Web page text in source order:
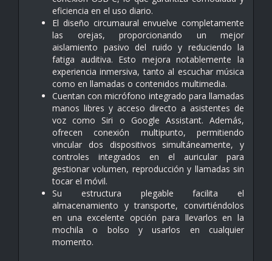
eficiencia en el uso diario.
El diseño circumaural envuelve completamente
las orejas, proporcionando un mejor
aislamiento pasivo del ruido y reduciendo la
fatiga auditiva. Esto mejora notablemente la
experiencia inmersiva, tanto al escuchar música
como en llamadas o contenidos multimedia.
Cuentan con micrófono integrado para llamadas
manos libres y acceso directo a asistentes de
voz como Siri o Google Assistant. Además,
ofrecen conexión multipunto, permitiendo
vincular dos dispositivos simultáneamente, y
controles integrados en el auricular para
gestionar volumen, reproducción y llamadas sin
tocar el móvil.
Su estructura plegable facilita el
almacenamiento y transporte, convirtiéndolos
en una excelente opción para llevarlos en la
mochila o bolso y usarlos en cualquier
momento.